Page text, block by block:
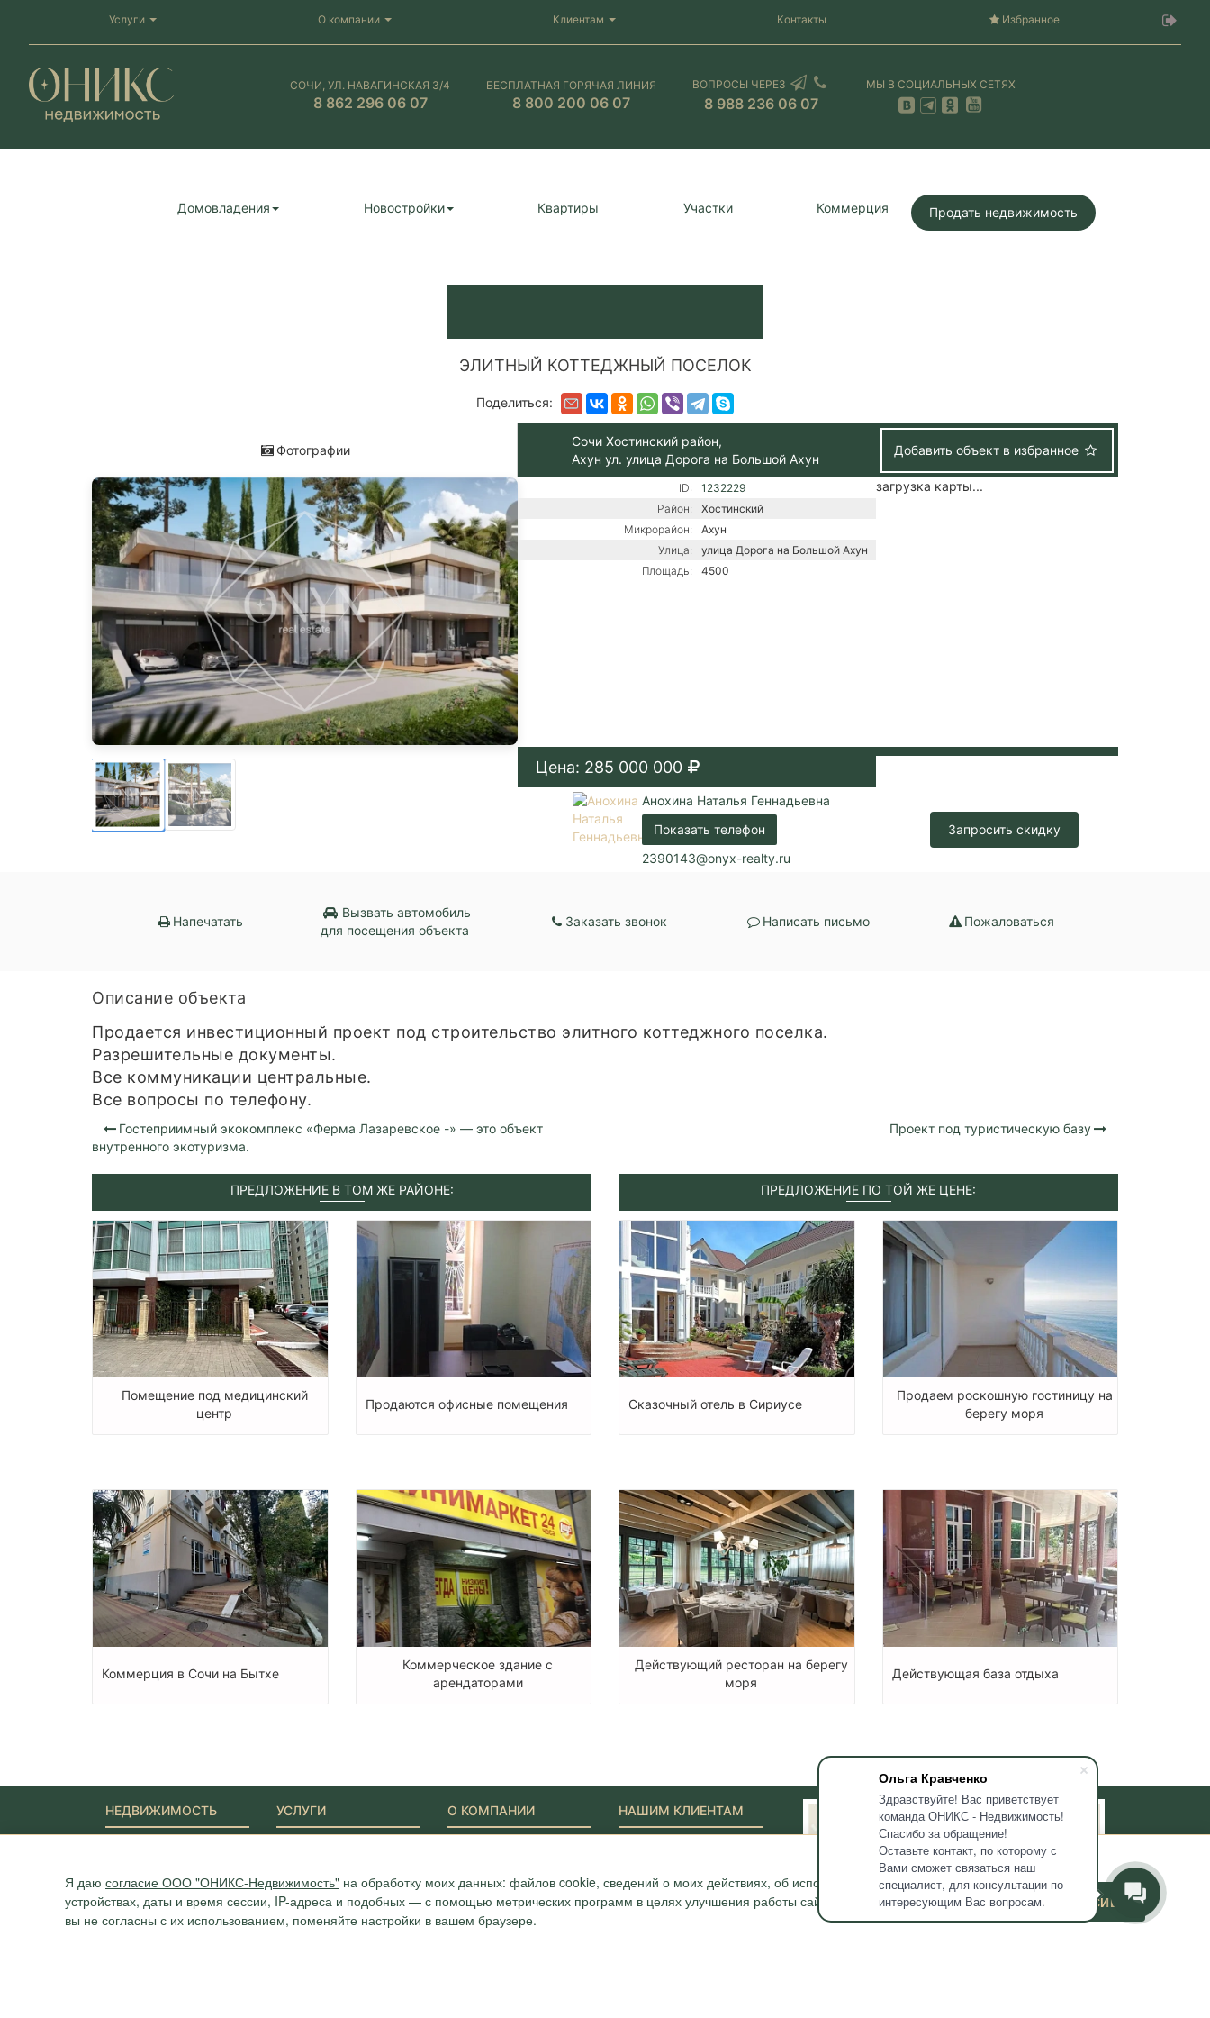
Ольга Кравченко
Здравствуйте! Вас приветствует
команда ОНИКС - Недвижимость!
Спасибо за обращение!
Оставьте контакт, по которому с
Вами сможет связаться наш
специалист, для консультации по
интересующим Вас вопросам.
Услуги О компании Клиентам Контакты Избранное
СОЧИ, УЛ. НАВАГИНСКАЯ 3/4
8 862 296 06 07
БЕСПЛАТНАЯ ГОРЯЧАЯ ЛИНИЯ
8 800 200 06 07
ВОПРОСЫ ЧЕРЕЗ
8 988 236 06 07
МЫ В СОЦИАЛЬНЫХ СЕТЯХ
Домовладения Новостройки Квартиры Участки Коммерция Продать недвижимость
ЭЛИТНЫЙ КОТТЕДЖНЫЙ ПОСЕЛОК
Поделиться:
Фотографии
Сочи Хостинский район,
Ахун ул. улица Дорога на Большой Ахун
Добавить объект в избранное
ID:
1232229
Район:
Хостинский
Микрорайон:
Ахун
Улица:
улица Дорога на Большой Ахун
Площадь:
4500
загрузка карты...
Цена: 285 000 000
Анохина Наталья Геннадьевна
Показать телефон
2390143@onyx-realty.ru
Запросить скидку
Напечатать
Вызвать автомобиль
для посещения объекта
Заказать звонок Написать письмо Пожаловаться
Описание объекта
Продается инвестиционный проект под строительство элитного коттеджного поселка.
Разрешительные документы.
Все коммуникации центральные.
Все вопросы по телефону.
Гостеприимный экокомплекс «Ферма Лазаревское -» — это объект
внутренного экотуризма.
Проект под туристическую базу
ПРЕДЛОЖЕНИЕ В ТОМ ЖЕ РАЙОНЕ:
Помещение под медицинский
центр
Продаются офисные помещения
Коммерция в Сочи на Бытхе
Коммерческое здание с
арендаторами
ПРЕДЛОЖЕНИЕ ПО ТОЙ ЖЕ ЦЕНЕ:
Сказочный отель в Сириусе
Продаем роскошную гостиницу на
берегу моря
Действующий ресторан на берегу
моря
Действующая база отдыха
Я даю согласие ООО "ОНИКС-Недвижимость" на обработку моих данных: файлов cookie, сведений о моих действиях, об используемых мною
устройствах, даты и время сессии, IP-адреса и подобных — с помощью метрических программ в целях улучшения работы сайта и его маркетинга. Если
вы не согласны с их использованием, поменяйте настройки в вашем браузере.
ДАЮ СОГЛАСИЕ
НЕДВИЖИМОСТЬ
Участки
Коммерция
УСЛУГИ О КОМПАНИИ
Сотрудники
Награды и сертификаты
Вакансии
НАШИМ КЛИЕНТАМ
Полезные статьи
Карта
Вопрос-ответ